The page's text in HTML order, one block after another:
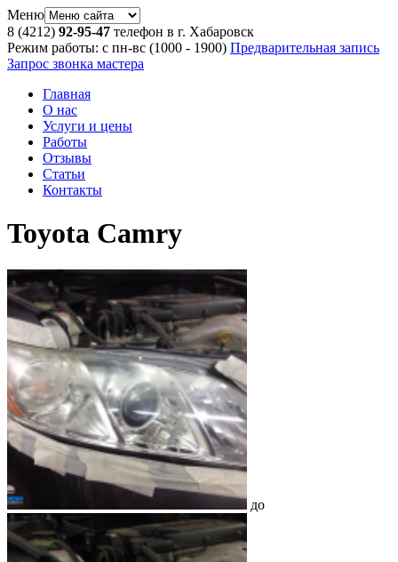
Меню
8 (4212) 92-95-47 телефон в г. Хабаровск
Режим работы: с пн-вс (1000 - 1900) Предварительная запись
Запрос звонка мастера
Главная
О нас
Услуги и цены
Работы
Отзывы
Статьи
Контакты
Toyota Camry
до